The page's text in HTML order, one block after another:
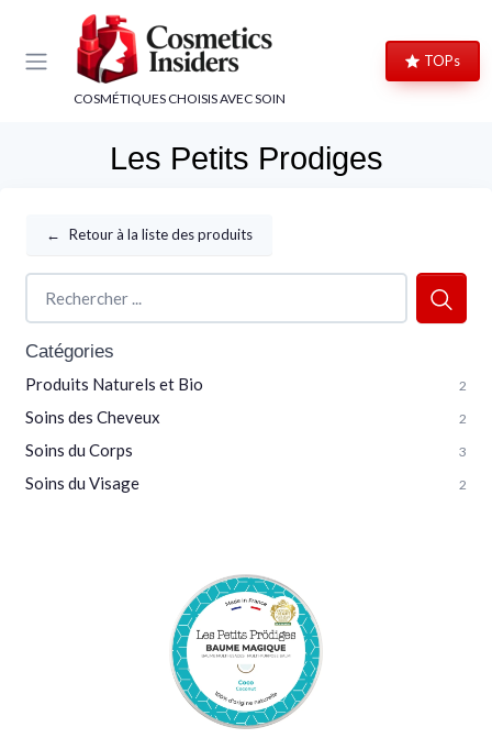
COSMÉTIQUES CHOISIS AVEC SOIN
TOPs
Les Petits Prodiges
← Retour à la liste des produits
Catégories
Produits Naturels et Bio 2
Soins des Cheveux 2
Soins du Corps 3
Soins du Visage 2
Panneau de gestion des cookies